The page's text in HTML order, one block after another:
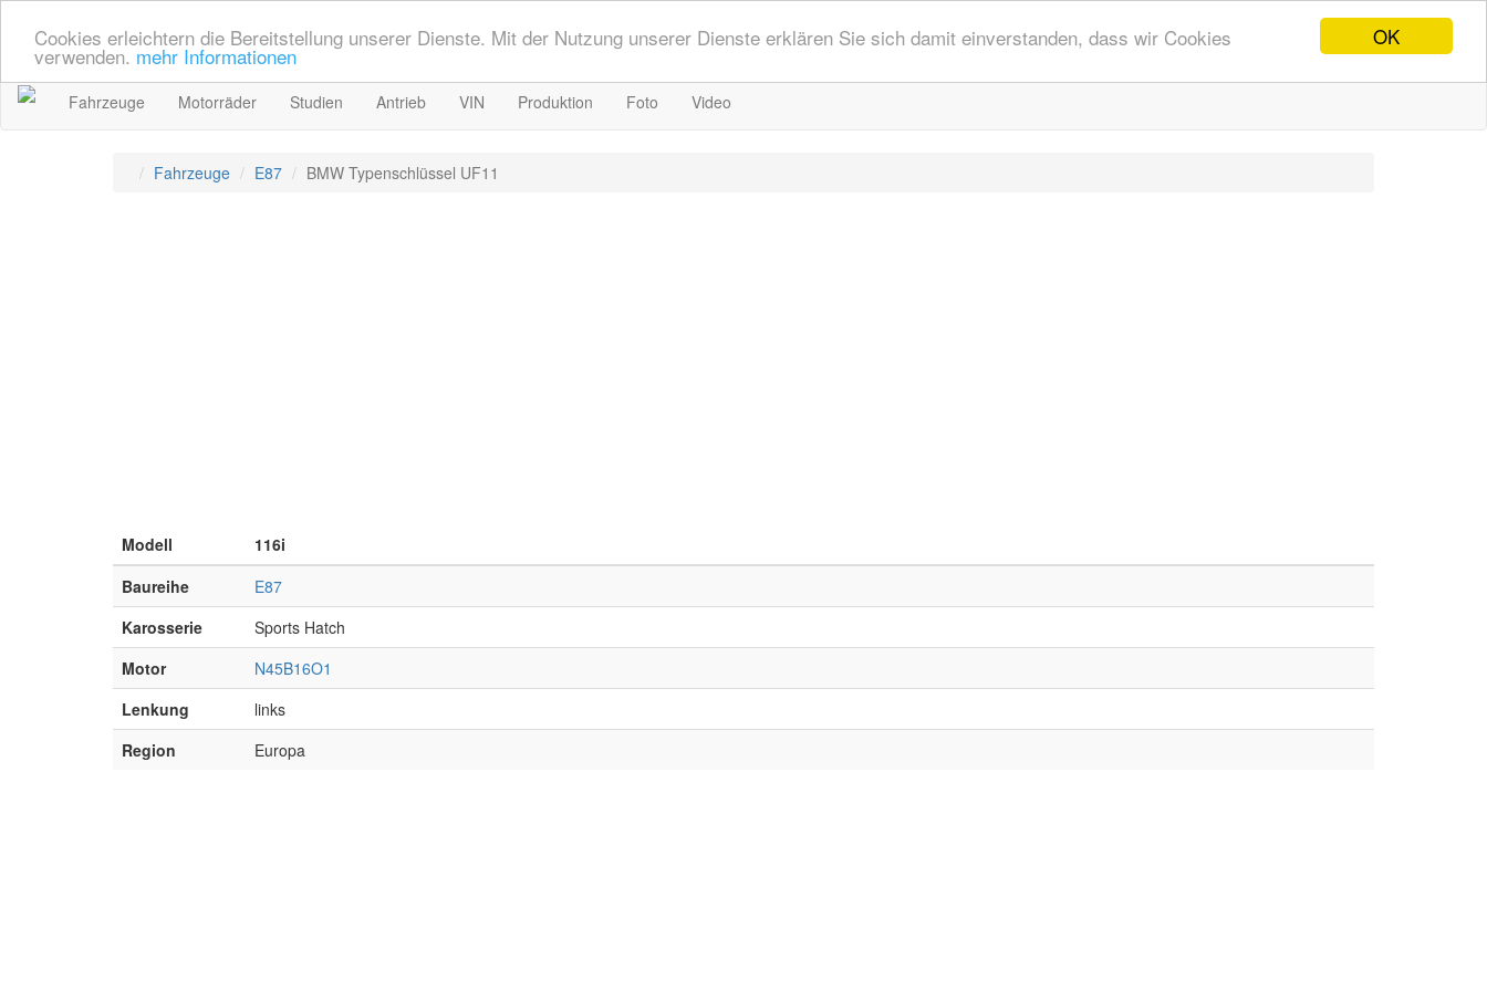
OK
Cookies erleichtern die Bereitstellung unserer Dienste. Mit der Nutzung unserer Dienste erklären Sie sich damit einverstanden, dass wir Cookies
verwenden. mehr Informationen
Fahrzeuge Motorräder Studien Antrieb VIN Produktion Foto Video
Fahrzeuge E87 BMW Typenschlüssel UF11
Modell
116i
Baureihe
E87
Karosserie
Sports Hatch
Motor
N45B16O1
Lenkung
links
Region
Europa